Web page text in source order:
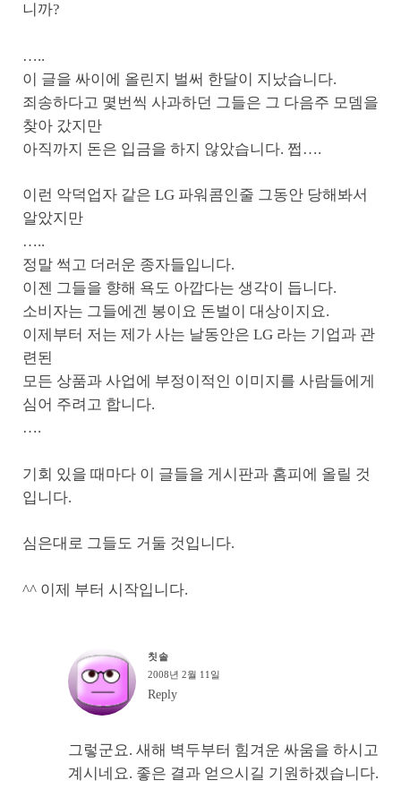
니까?
…..
이 글을 싸이에 올린지 벌써 한달이 지났습니다.
죄송하다고 몇번씩 사과하던 그들은 그 다음주 모뎀을
찾아 갔지만
아직까지 돈은 입금을 하지 않았습니다. 쩝….
이런 악덕업자 같은 LG 파워콤인줄 그동안 당해봐서
알았지만
…..
정말 썩고 더러운 종자들입니다.
이젠 그들을 향해 욕도 아깝다는 생각이 듭니다.
소비자는 그들에겐 봉이요 돈벌이 대상이지요.
이제부터 저는 제가 사는 날동안은 LG 라는 기업과 관
련된
모든 상품과 사업에 부정이적인 이미지를 사람들에게
심어 주려고 합니다.
….
기회 있을 때마다 이 글들을 게시판과 홈피에 올릴 것
입니다.
심은대로 그들도 거둘 것입니다.
^^ 이제 부터 시작입니다.
칫솔
2008년 2월 11일
Reply
그렇군요. 새해 벽두부터 힘겨운 싸움을 하시고
계시네요. 좋은 결과 얻으시길 기원하겠습니다.